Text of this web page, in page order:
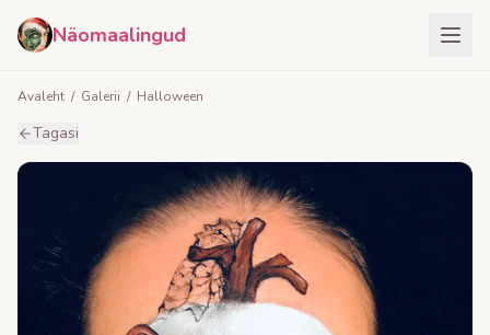
Näomaalingud
Avaleht / Galerii / Halloween
Tagasi